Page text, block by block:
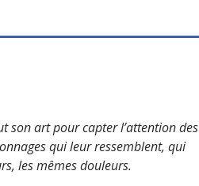
son art pour capter l’attention des
qui leur ressemblent, qui
les mêmes douleurs.